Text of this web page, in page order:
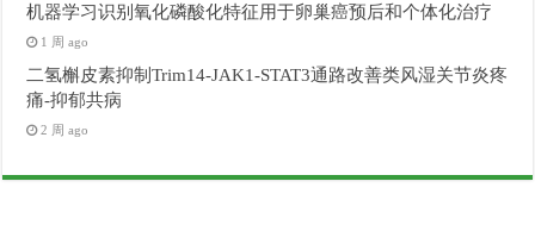
机器学习识别氧化磷酸化特征用于卵巢癌预后和个体化治疗
1 周 ago
二氢槲皮素抑制Trim14-JAK1-STAT3通路改善类风湿关节炎疼
痛-抑郁共病
2 周 ago